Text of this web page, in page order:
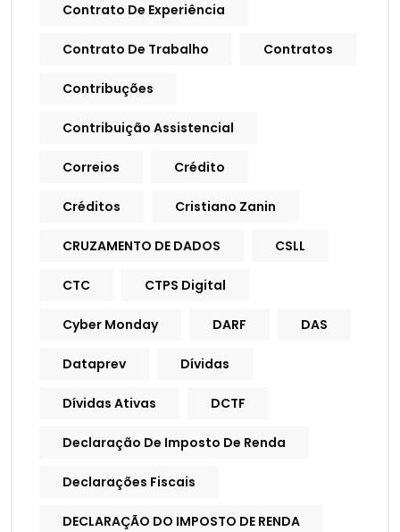
Contrato De Experiência
Contrato De Trabalho Contratos
Contribuções
Contribuição Assistencial
Correios Crédito
Créditos Cristiano Zanin
CRUZAMENTO DE DADOS CSLL
CTC CTPS Digital
Cyber Monday DARF DAS
Dataprev Dívidas
Dívidas Ativas DCTF
Declaração De Imposto De Renda
Declarações Fiscais
DECLARAÇÃO DO IMPOSTO DE RENDA